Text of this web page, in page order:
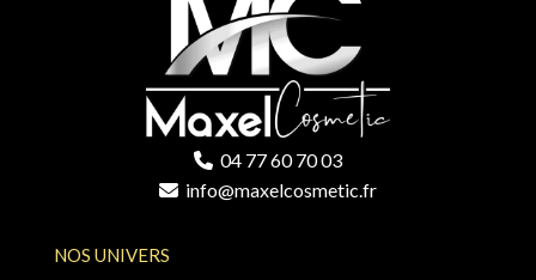
04 77 60 70 03
info@maxelcosmetic.fr
NOS UNIVERS